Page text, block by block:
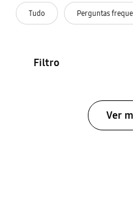
Tudo Perguntas
Filtro
Ver